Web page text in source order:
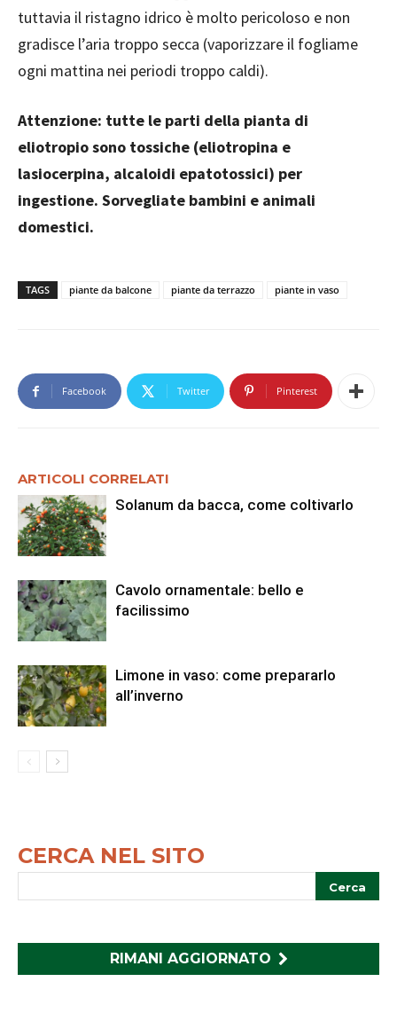
tuttavia il ristagno idrico è molto pericoloso e non
gradisce l’aria troppo secca (vaporizzare il fogliame
ogni mattina nei periodi troppo caldi).
Attenzione: tutte le parti della pianta di
eliotropio sono tossiche (eliotropina e
lasiocerpina, alcaloidi epatotossici) per
ingestione. Sorvegliate bambini e animali
domestici.
TAGS piante da balcone piante da terrazzo piante in vaso
Facebook Twitter Pinterest
ARTICOLI CORRELATI
Solanum da bacca, come coltivarlo
Cavolo ornamentale: bello e
facilissimo
Limone in vaso: come prepararlo
all’inverno
CERCA NEL SITO
RIMANI AGGIORNATO